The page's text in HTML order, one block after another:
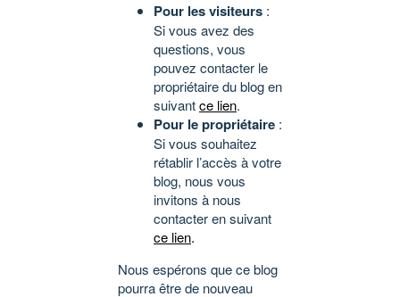
Pour les visiteurs :
Si vous avez des
questions, vous
pouvez contacter le
propriétaire du blog en
suivantce lien.
Pour le propriétaire :
Si vous souhaitez
rétablir l’accès à votre
blog, nous vous
invitons à nous
contacter en suivant
ce lien.
Nous espérons que ce blog
pourra être de nouveau